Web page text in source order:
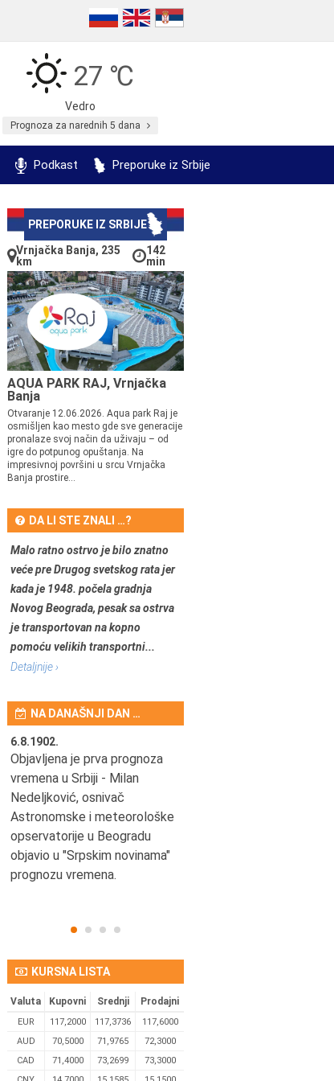
27 ℃
Vedro
Prognoza za narednih 5 dana
Podkast Preporuke iz Srbije
PREPORUKE IZ SRBIJE
Vrnjačka Banja, 235
km
142
min
AQUA PARK RAJ, Vrnjačka
Banja
Otvaranje 12.06.2026. Aqua park Raj je
osmišljen kao mesto gde sve generacije
pronalaze svoj način da uživaju – od
igre do potpunog opuštanja. Na
impresivnoj površini u srcu Vrnjačka
Banja prostire...
DA LI STE ZNALI …?
Malo ratno ostrvo je bilo znatno
veće pre Drugog svetskog rata jer
kada je 1948. počela gradnja
Novog Beograda, pesak sa ostrva
je transportovan na kopno
pomoću velikih transportni...
Detaljnije ›
NA DANAŠNJI DAN …
6.8.1902.
Objavljena je prva prognoza
vremena u Srbiji - Milan
Nedeljković, osnivač
Astronomske i meteorološke
opservatorije u Beogradu
objavio u "Srpskim novinama"
prognozu vremena.
KURSNA LISTA
Valuta Kupovni Srednji Prodajni
EUR 117,2000 117,3736
117,6000
AUD
70,5000 71,9765
72,3000
CAD
71,4000 73,2699
73,3000